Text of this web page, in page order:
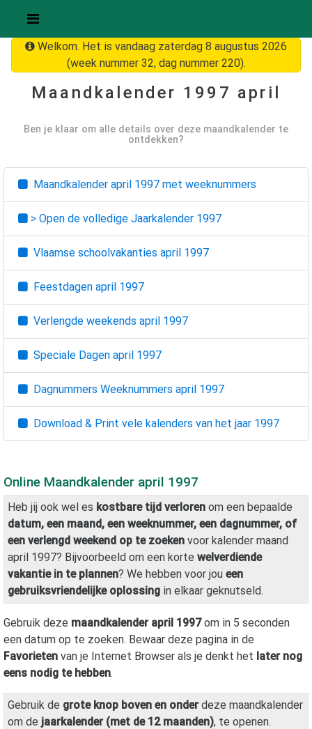
Welkom. Het is vandaag zaterdag 8 augustus 2026
(week nummer 32, dag nummer 220).
Maandkalender 1997 april
Ben je klaar om alle details over deze maandkalender te
ontdekken?
Maandkalender april 1997 met weeknummers
> Open de volledige Jaarkalender 1997
Vlaamse schoolvakanties april 1997
Feestdagen april 1997
Verlengde weekends april 1997
Speciale Dagen april 1997
Dagnummers Weeknummers april 1997
Download & Print vele kalenders van het jaar 1997
Online Maandkalender april 1997
Heb jij ook wel es kostbare tijd verloren om een bepaalde
datum, een maand, een weeknummer, een dagnummer, of
een verlengd weekend op te zoeken voor kalender maand
april 1997? Bijvoorbeeld om een korte welverdiende
vakantie in te plannen? We hebben voor jou een
gebruiksvriendelijke oplossing in elkaar geknutseld.
Gebruik deze maandkalender april 1997om in 5 seconden
een datum op te zoeken. Bewaar deze pagina in de
Favorieten van je Internet Browser als je denkt het later nog
eens nodig te hebben.
Gebruik de grote knop boven en onderdeze maandkalender
om de jaarkalender (met de 12 maanden), te openen.